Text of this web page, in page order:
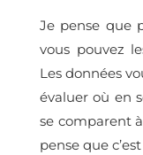
Je pense que
vous pouvez
Les données
évaluer où en
se comparent
pense que